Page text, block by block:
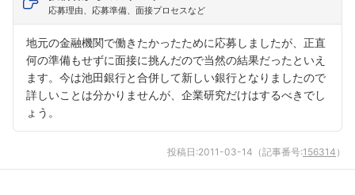
応募理由、応募準備、面接プロセスなど
地元の金融機関で働きたかったために応募しましたが、正直
何の準備もせずに面接に挑んだので当然の結果だったといえ
ます。今は池田銀行と合併して新しい銀行となりましたので
詳しいことは分かりませんが、企業研究だけはするべきでし
ょう。
投稿日:2011-03-14 （記事番号:156314 ）